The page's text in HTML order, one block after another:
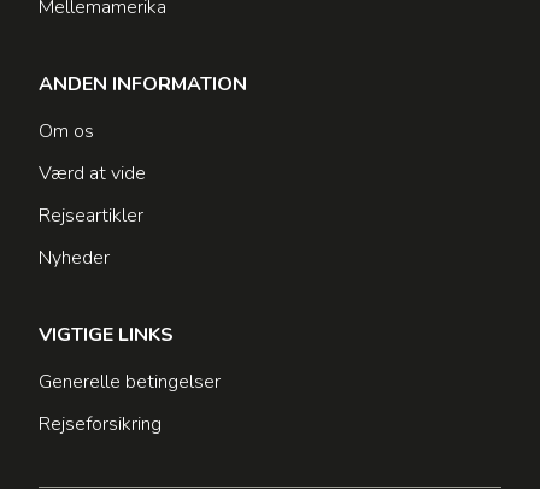
Mellemamerika
ANDEN INFORMATION
Om os
Værd at vide
Rejseartikler
Nyheder
VIGTIGE LINKS
Generelle betingelser
Rejseforsikring